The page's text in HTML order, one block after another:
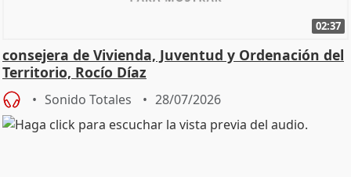
02:37
consejera de Vivienda, Juventud y Ordenación del
Territorio, Rocío Díaz
Sonido Totales 28/07/2026